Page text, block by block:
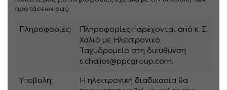
προτάσεων σας:
Πληροφορίες:
Πληροφορίες παρέχονται από κ. Σ.
Χαλιό με Ηλεκτρονικό
Ταχυδρομείο στη διεύθυνση
s.chalios@ppcgroup.com.
Υποβολή:
Η ηλεκτρονική διαδικασία θα